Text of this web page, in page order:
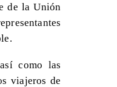
de la Unión
como las
viajeros de